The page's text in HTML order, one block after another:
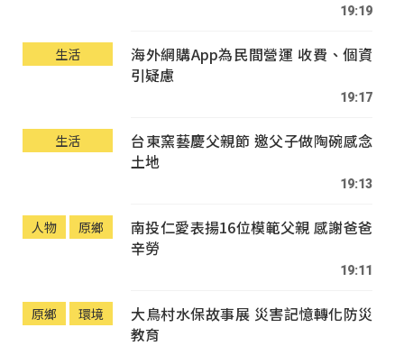
19:19
生活
海外網購App為民間營運 收費、個資
引疑慮
19:17
生活
台東窯藝慶父親節 邀父子做陶碗感念
土地
19:13
人物 原鄉
南投仁愛表揚16位模範父親 感謝爸爸
辛勞
19:11
原鄉 環境
大鳥村水保故事展 災害記憶轉化防災
教育